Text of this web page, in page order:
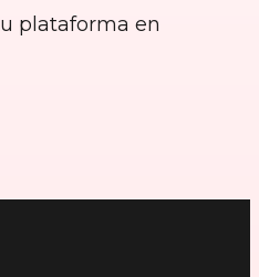
plataforma en